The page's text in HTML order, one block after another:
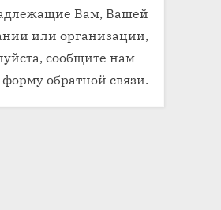
Вам, Вашей
или организации,
сообщите нам
обратной связи.